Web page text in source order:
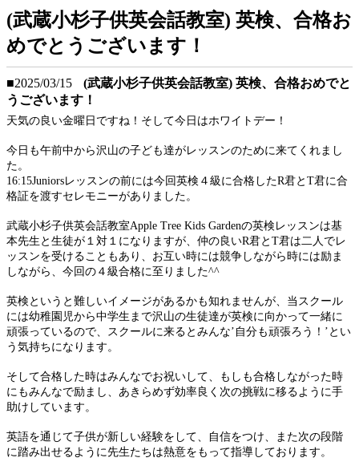
(武蔵小杉子供英会話教室) 英検、合格お
めでとうございます！
■2025/03/15
(武蔵小杉子供英会話教室) 英検、合格おめでと
うございます！
天気の良い金曜日ですね！そして今日はホワイトデー！
今日も午前中から沢山の子ども達がレッスンのために来てくれまし
た。
16:15Juniorsレッスンの前には今回英検４級に合格したR君とT君に合
格証を渡すセレモニーがありました。
武蔵小杉子供英会話教室Apple Tree Kids Gardenの英検レッスンは基
本先生と生徒が１対１になりますが、仲の良いR君とT君は二人でレ
ッスンを受けることもあり、お互い時には競争しながら時には励ま
しながら、今回の４級合格に至りました^^
英検というと難しいイメージがあるかも知れませんが、当スクール
には幼稚園児から中学生まで沢山の生徒達が英検に向かって一緒に
頑張っているので、スクールに来るとみんな’自分も頑張ろう！’とい
う気持ちになります。
そして合格した時はみんなでお祝いして、もしも合格しながった時
にもみんなで励まし、あきらめず効率良く次の挑戦に移るように手
助けしています。
英語を通じて子供が新しい経験をして、自信をつけ、また次の段階
に踏み出せるように先生たちは熱意をもって指導しております。